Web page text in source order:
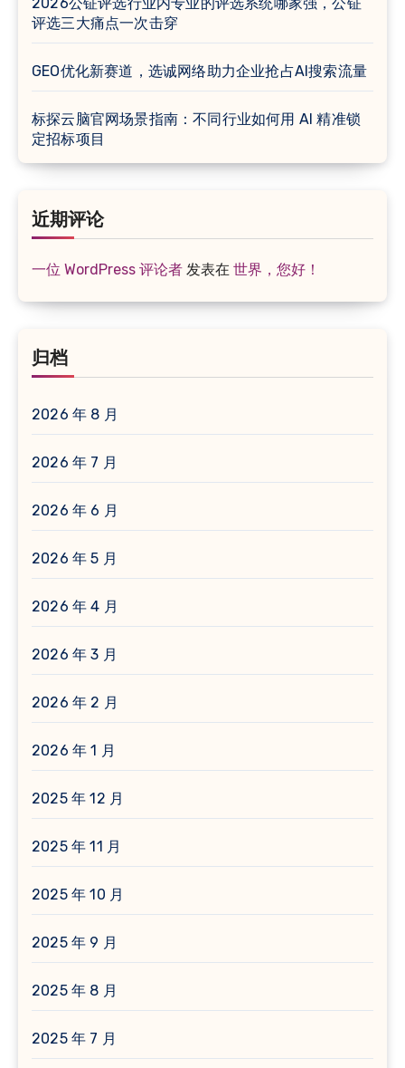
评选三大痛点一次击穿
GEO优化新赛道，选诚网络助力企业抢占AI搜索流量
标探云脑官网场景指南：不同行业如何用 AI 精准锁
定招标项目
近期评论
一位 WordPress 评论者 发表在 世界，您好！
归档
2026 年 8 月
2026 年 7 月
2026 年 6 月
2026 年 5 月
2026 年 4 月
2026 年 3 月
2026 年 2 月
2026 年 1 月
2025 年 12 月
2025 年 11 月
2025 年 10 月
2025 年 9 月
2025 年 8 月
2025 年 7 月